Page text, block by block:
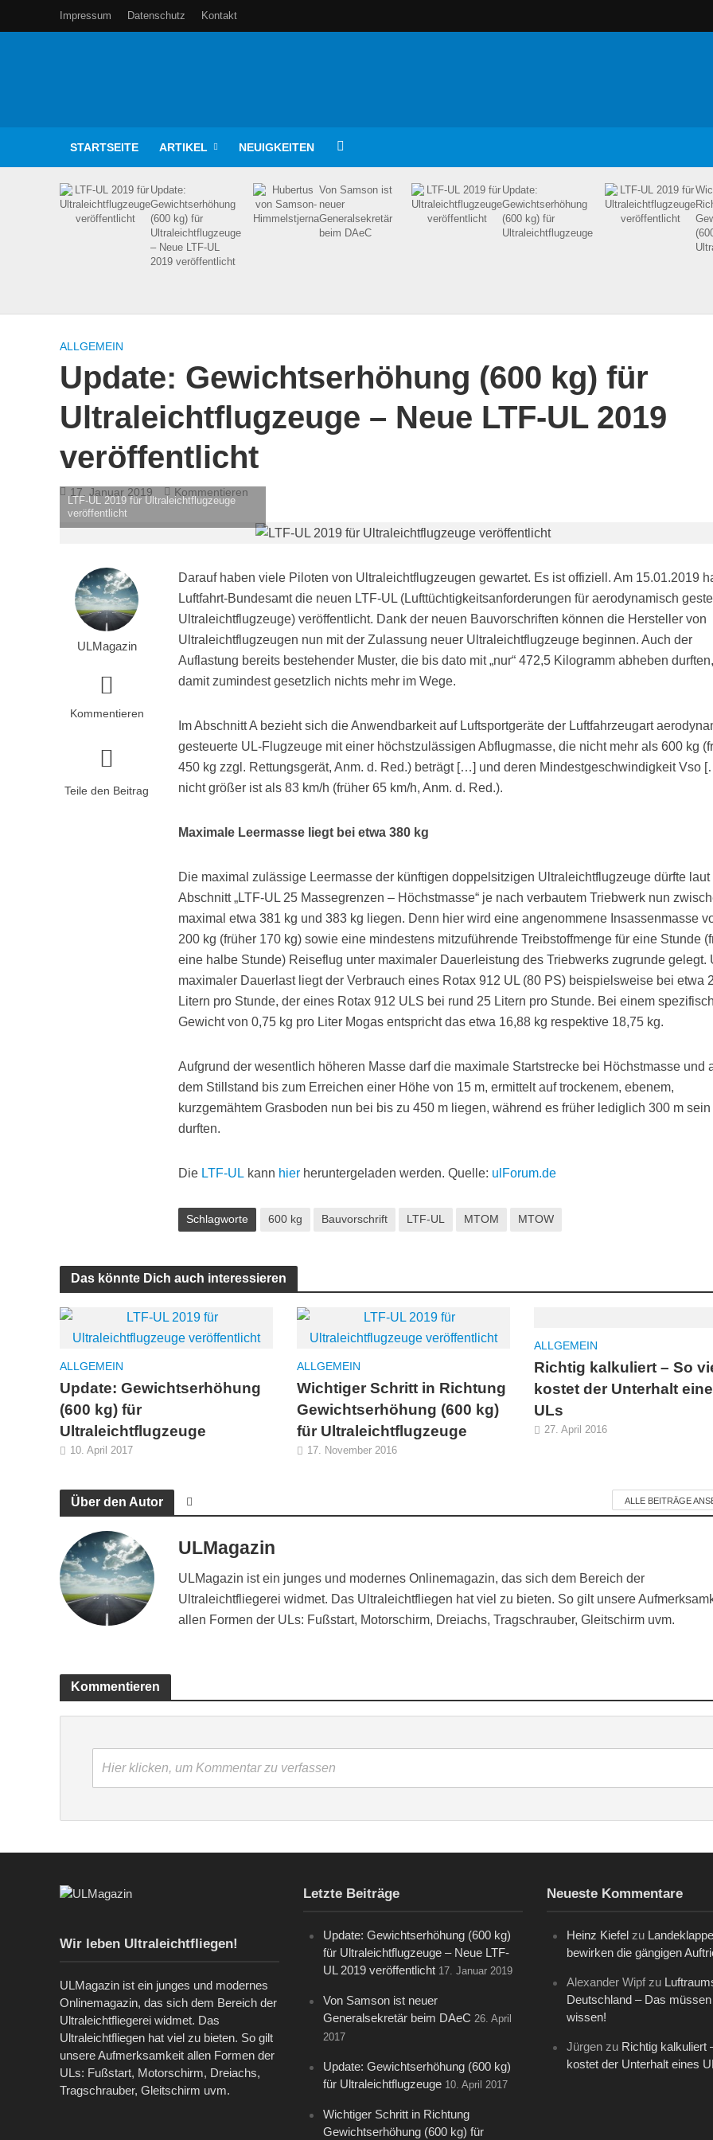
Impressum Datenschutz Kontakt
STARTSEITE ARTIKEL NEUIGKEITEN
Update:
Gewichtserhöhung
(600 kg) für
Ultraleichtflugzeuge
– Neue LTF-UL
2019 veröffentlicht
Von Samson ist
neuer
Generalsekretär
beim DAeC
Update:
Gewichtserhöhung
(600 kg) für
Ultraleichtflugzeuge
ALLGEMEIN
Update: Gewichtserhöhung (600 kg) für
Ultraleichtflugzeuge – Neue LTF-UL 2019
veröffentlicht
17. Januar 2019 Kommentieren
LTF-UL 2019 für Ultraleichtflugzeuge
veröffentlicht
ULMagazin
Kommentieren
Teile den Beitrag
Darauf haben viele Piloten von Ultraleichtflugzeugen gewartet. Es ist offiziell. Am 15.01.2019
Luftfahrt-Bundesamt die neuen LTF-UL (Lufttüchtigkeitsanforderungen für aerodynamisch
Ultraleichtflugzeuge) veröffentlicht. Dank der neuen Bauvorschriften können die Hersteller von
Ultraleichtflugzeugen nun mit der Zulassung neuer Ultraleichtflugzeuge beginnen. Auch der
Auflastung bereits bestehender Muster, die bis dato mit „nur“ 472,5 Kilogramm abheben
damit zumindest gesetzlich nichts mehr im Wege.
Im Abschnitt A bezieht sich die Anwendbarkeit auf Luftsportgeräte der Luftfahrzeugart
gesteuerte UL-Flugzeuge mit einer höchstzulässigen Abflugmasse, die nicht mehr als 600 kg
450 kg zzgl. Rettungsgerät, Anm. d. Red.) beträgt […] und deren Mindestgeschwindigkeit Vso
nicht größer ist als 83 km/h (früher 65 km/h, Anm. d. Red.).
Maximale Leermasse liegt bei etwa 380 kg
Die maximal zulässige Leermasse der künftigen doppelsitzigen Ultraleichtflugzeuge dürfte laut
Abschnitt „LTF-UL 25 Massegrenzen – Höchstmasse“ je nach verbautem Triebwerk nun
maximal etwa 381 kg und 383 kg liegen. Denn hier wird eine angenommene Insassenmasse
200 kg (früher 170 kg) sowie eine mindestens mitzuführende Treibstoffmenge für eine Stunde
eine halbe Stunde) Reiseflug unter maximaler Dauerleistung des Triebwerks zugrunde gelegt.
maximaler Dauerlast liegt der Verbrauch eines Rotax 912 UL (80 PS) beispielsweise bei etwa
Litern pro Stunde, der eines Rotax 912 ULS bei rund 25 Litern pro Stunde. Bei einem
Gewicht von 0,75 kg pro Liter Mogas entspricht das etwa 16,88 kg respektive 18,75 kg.
Aufgrund der wesentlich höheren Masse darf die maximale Startstrecke bei Höchstmasse und
dem Stillstand bis zum Erreichen einer Höhe von 15 m, ermittelt auf trockenem, ebenem,
kurzgemähtem Grasboden nun bei bis zu 450 m liegen, während es früher lediglich 300 m sein
durften.
Die LTF-UL kann hierheruntergeladen werden. Quelle: ulForum.de
Schlagworte 600 kg Bauvorschrift LTF-UL MTOM MTOW
Das könnte Dich auch interessieren
ALLGEMEIN
Update: Gewichtserhöhung
(600 kg) für
Ultraleichtflugzeuge
10. April 2017
ALLGEMEIN
Wichtiger Schritt in Richtung
Gewichtserhöhung (600 kg)
für Ultraleichtflugzeuge
17. November 2016
ALLGEMEIN
Richtig kalkuliert – So
kostet der Unterhalt
ULs
27. April 2016
Über den Autor ALLE BEITRÄGE
ULMagazin
ULMagazin ist ein junges und modernes Onlinemagazin, das sich dem Bereich der
Ultraleichtfliegerei widmet. Das Ultraleichtfliegen hat viel zu bieten. So gilt unsere
allen Formen der ULs: Fußstart, Motorschirm, Dreiachs, Tragschrauber, Gleitschirm uvm.
Kommentieren
Hier klicken, um Kommentar zu verfassen
Wir leben Ultraleichtfliegen!
ULMagazin ist ein junges und modernes
Onlinemagazin, das sich dem Bereich der
Ultraleichtfliegerei widmet. Das
Ultraleichtfliegen hat viel zu bieten. So gilt
unsere Aufmerksamkeit allen Formen der
ULs: Fußstart, Motorschirm, Dreiachs,
Tragschrauber, Gleitschirm uvm.
Letzte Beiträge
Update: Gewichtserhöhung (600 kg)
für Ultraleichtflugzeuge – Neue LTF-
UL 2019 veröffentlicht 17. Januar 2019
Von Samson ist neuer
Generalsekretär beim DAeC 26. April
2017
Update: Gewichtserhöhung (600 kg)
für Ultraleichtflugzeuge 10. April 2017
Wichtiger Schritt in Richtung
Gewichtserhöhung (600 kg) für
Neueste Kommentare
Heinz Kiefel zu
bewirken die gängigen
Alexander Wipfzu
Deutschland – Das
wissen!
Jürgen zu Richtig kalkuliert
kostet der Unterhalt eines